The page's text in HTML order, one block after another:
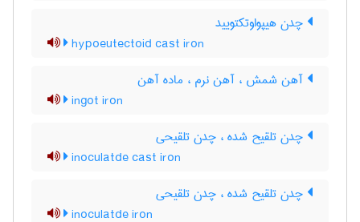
چدن هیپواوتکتویید
hypoeutectoid cast iron
آهن شمش ، آهن نرم ، ماده آهن
ingot iron
چدن تلقیح شده ، چدن تلقیحی
inoculatde cast iron
چدن تلقیح شده ، چدن تلقیحی
inoculatde iron